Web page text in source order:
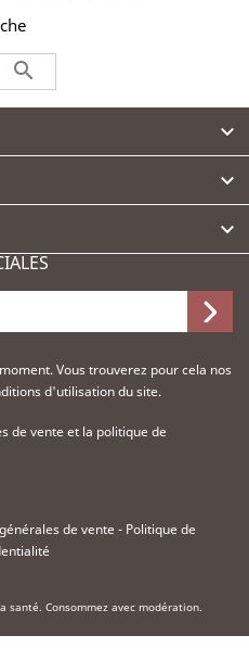




Vous trouverez pour cela nos
d'utilisation du site.
de vente et la politique de
de vente - Politique de
santé. Consommez avec modération.